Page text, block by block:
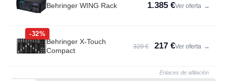
Behringer WING Rack 1.385 €Ver oferta →
-32%
Behringer X-Touch
Compact
320 € 217 €Ver oferta →
Enlaces de afiliación